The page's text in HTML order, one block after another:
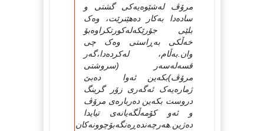
مرۆڤ له‌شێوه‌یه‌کی گشتی و
ساده‌دا به‌کار ده‌هێنرێت، وه‌ک
بلێی جۆرێکه‌له‌کورتکراوه‌بۆ
خه‌ڵکی به‌ڕاستی وه‌ک چی
وان.به‌ڵام، له‌کرده‌دا،گه‌ر
قسه‌له‌سه‌ر (سروشتی
مرۆڤ)بکه‌ین ئه‌وا ده‌بێ
ژماره‌یه‌ک ئه‌گه‌ری زۆر گرینگ
دروست بکه‌ین ده‌رباره‌ی مرۆڤ
و ئه‌و کۆمه‌ڵگه‌یانه‌ی تیایدا
ده‌ژین.هه‌رچه‌نده‌ڕه‌نگه‌بۆچوونه‌کان